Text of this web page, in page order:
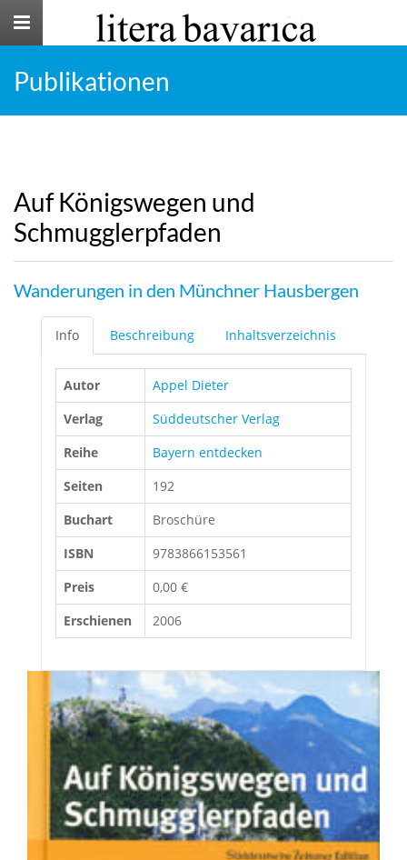
Toggle
Publikationen
Auf Königswegen und
Schmugglerpfaden
Wanderungen in den Münchner Hausbergen
Info Beschreibung Inhaltsverzeichnis
Autor
Appel Dieter
Verlag
Süddeutscher Verlag
Reihe
Bayern entdecken
Seiten
192
Buchart
Broschüre
ISBN
9783866153561
Preis
0,00 €
Erschienen
2006